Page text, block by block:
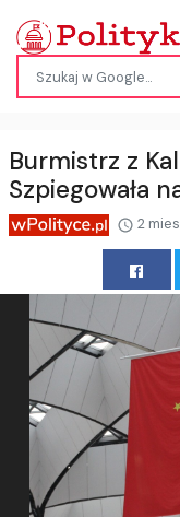
Burmistrz z
Szpiegowała
2